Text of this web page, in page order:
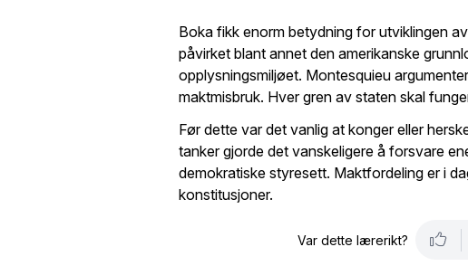
Boka fikk enorm betydning for utviklingen
påvirket blant annet den amerikanske
opplysningsmiljøet. Montesquieu
maktmisbruk. Hver gren av staten skal
Før dette var det vanlig at konger eller
tanker gjorde det vanskeligere å forsvare
demokratiske styresett. Maktfordeling er i
konstitusjoner.
Var dette lærerikt?